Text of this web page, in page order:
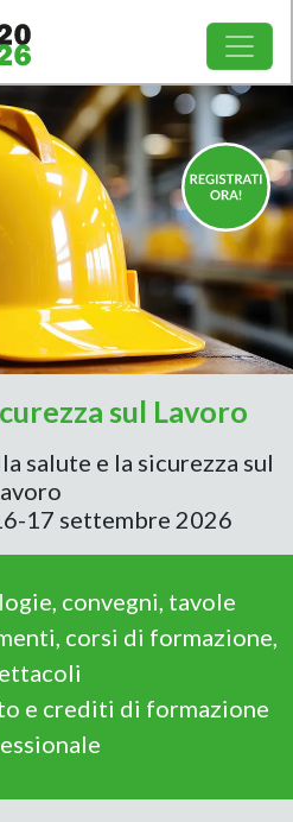
sul Lavoro
salute e la sicurezza sul
17 settembre 2026
convegni, tavole
corsi di formazione,
e crediti di formazione